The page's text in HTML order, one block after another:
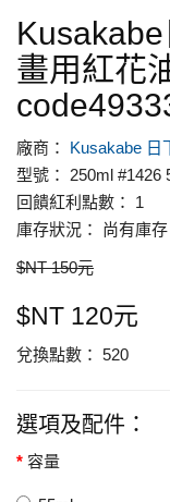
畫用紅花
廠商： Kusakabe 日
型號： 250ml #1426
回饋紅利點數： 1
庫存狀況： 尚有庫存
$NT 150元
$NT 120元
兌換點數： 520
選項及配件：
容量